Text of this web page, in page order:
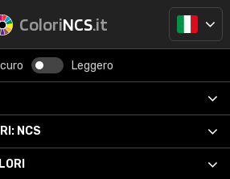
ColoriNCS.it
Leggero
NCS